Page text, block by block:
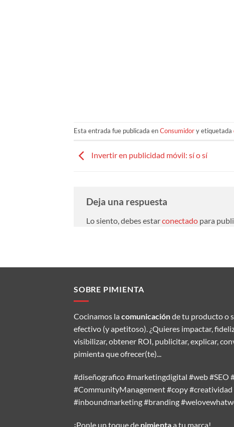
Esta entrada fue publicada enConsumidory etiquetada
Invertir en publicidad móvil: sí o sí
Deja una respuesta
Lo siento, debes estarconectado para
SOBRE PIMIENTA
Cocinamos la comunicaciónde tu producto o
efectivo (y apetitoso). ¿Quieres impactar,
visibilizar, obtener ROI, publicitar, explicar,
pimienta que ofrecer(te)...
#diseñografico #marketingdigital #web #SEO
#CommunityManagement #copy #creatividad
#inboundmarketing #branding
¡Ponle un toque de pimientaa tu marca!